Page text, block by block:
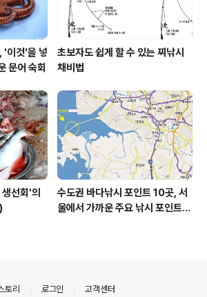
'이것'을 넣
문어 숙회
초보자도 쉽게 할 수 있는 찌낚시
채비법
선회'의
수도권 바다낚시 포인트 10곳, 서
울에서 가까운 주요 낚시 포인트
토리 로그인 고객센터